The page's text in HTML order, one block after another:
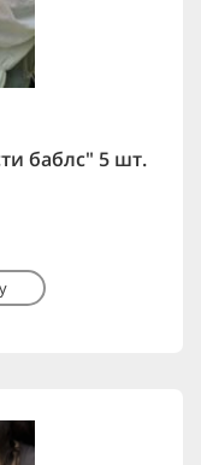
баблс" 5 шт.